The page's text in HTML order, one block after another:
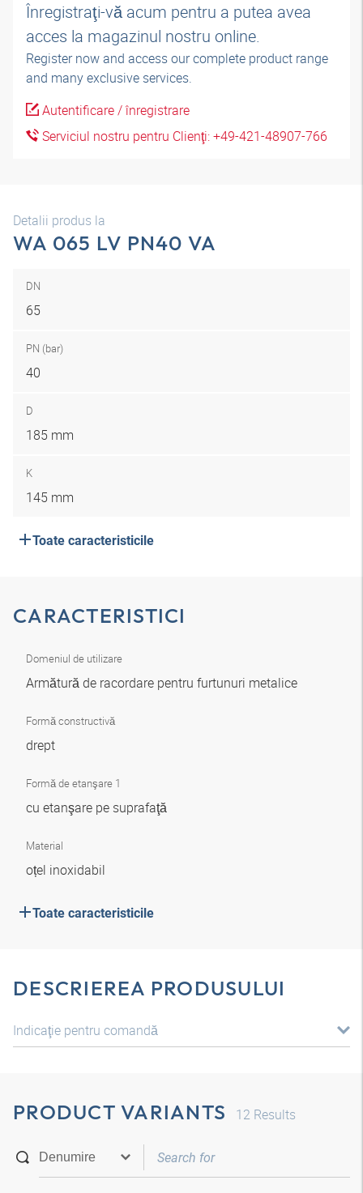
Înregistraţi-vă acum pentru a putea avea
acces la magazinul nostru online.
Register now and access our complete product range
and many exclusive services.
Autentificare / înregistrare
Serviciul nostru pentru Clienţi: +49-421-48907-766
Detalii produs la
WA 065 LV PN40 VA
DN
65
PN (bar)
40
D
185 mm
K
145 mm
Toate caracteristicile
CARACTERISTICI
Domeniul de utilizare
Armătură de racordare pentru furtunuri metalice
Formă constructivă
drept
Formă de etanşare 1
cu etanşare pe suprafaţă
Material
oțel inoxidabil
Toate caracteristicile
DESCRIEREA PRODUSULUI
Indicaţie pentru comandă
PRODUCT VARIANTS 12 Results